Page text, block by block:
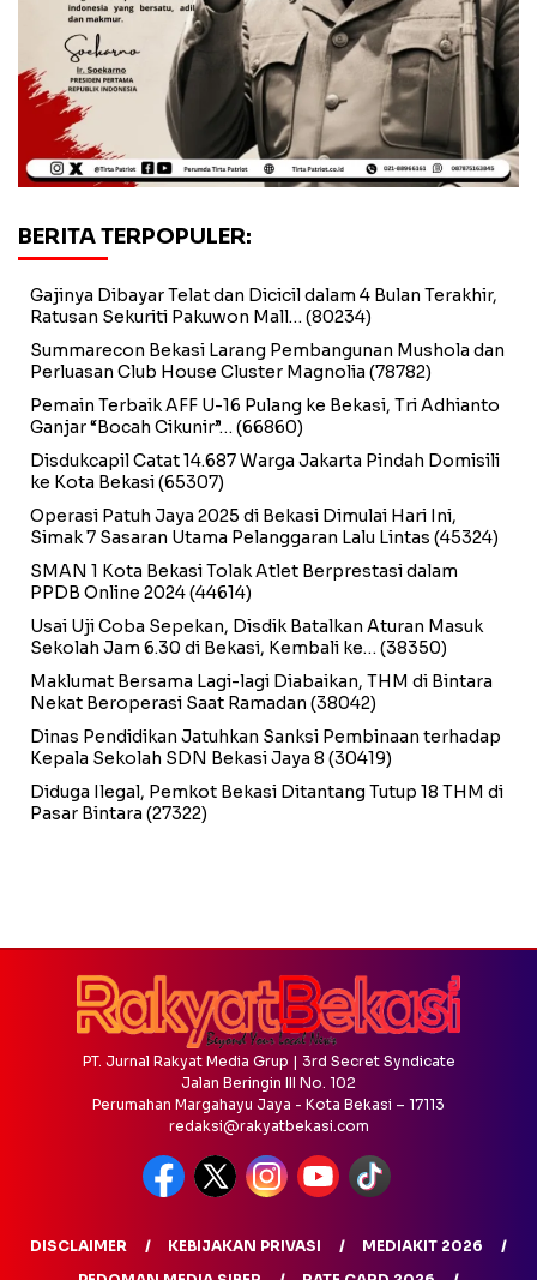
BERITA TERPOPULER:
Gajinya Dibayar Telat dan Dicicil dalam 4 Bulan Terakhir,
Ratusan Sekuriti Pakuwon Mall… (80234)
Summarecon Bekasi Larang Pembangunan Mushola dan
Perluasan Club House Cluster Magnolia (78782)
Pemain Terbaik AFF U-16 Pulang ke Bekasi, Tri Adhianto
Ganjar “Bocah Cikunir”… (66860)
Disdukcapil Catat 14.687 Warga Jakarta Pindah Domisili
ke Kota Bekasi(65307)
Operasi Patuh Jaya 2025 di Bekasi Dimulai Hari Ini,
Simak 7 Sasaran Utama Pelanggaran Lalu Lintas (45324)
SMAN 1 Kota Bekasi Tolak Atlet Berprestasi dalam
PPDB Online 2024(44614)
Usai Uji Coba Sepekan, Disdik Batalkan Aturan Masuk
Sekolah Jam 6.30 di Bekasi, Kembali ke… (38350)
Maklumat Bersama Lagi-lagi Diabaikan, THM di Bintara
Nekat Beroperasi Saat Ramadan (38042)
Dinas Pendidikan Jatuhkan Sanksi Pembinaan terhadap
Kepala Sekolah SDN Bekasi Jaya 8 (30419)
Diduga Ilegal, Pemkot Bekasi Ditantang Tutup 18 THM di
Pasar Bintara (27322)
PT. Jurnal Rakyat Media Grup | 3rd Secret Syndicate
Jalan Beringin III No. 102
Perumahan Margahayu Jaya - Kota Bekasi – 17113
redaksi@rakyatbekasi.com
DISCLAIMER KEBIJAKAN PRIVASI
MEDIAKIT 2026